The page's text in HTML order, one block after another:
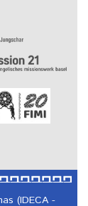
(IDECA -